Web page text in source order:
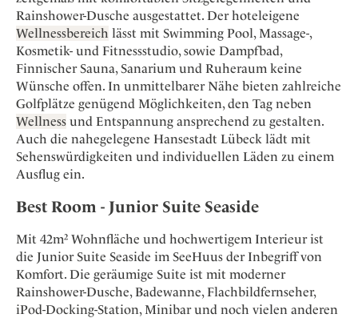
Rainshower-Dusche ausgestattet. Der hoteleigene
Wellnessbereich lässt mit Swimming Pool, Massage-,
Kosmetik- und Fitnessstudio, sowie Dampfbad,
Finnischer Sauna, Sanarium und Ruheraum keine
Wünsche offen. In unmittelbarer Nähe bieten zahlreiche
Golfplätze genügend Möglichkeiten, den Tag neben
Wellness und Entspannung ansprechend zu gestalten.
Auch die nahegelegene Hansestadt Lübeck lädt mit
Sehenswürdigkeiten und individuellen Läden zu einem
Ausflug ein.
Best Room - Junior Suite Seaside
Mit 42m² Wohnfläche und hochwertigem Interieur ist
die Junior Suite Seaside im SeeHuus der Inbegriff von
Komfort. Die geräumige Suite ist mit moderner
Rainshower-Dusche, Badewanne, Flachbildfernseher,
iPod-Docking-Station, Minibar und noch vielen anderen